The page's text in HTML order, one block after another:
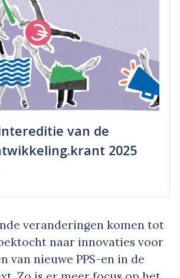
van de
2025
veranderingen komen tot
naar innovaties voor
van nieuwe PPS-en in de